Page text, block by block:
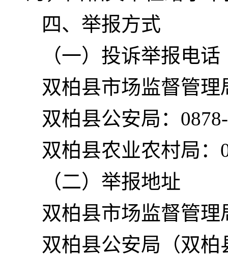
四、举报方式
（一）投诉举报电话
双柏县市场监督管理
双柏县公安局：
双柏县农业农村局：
（二）举报地址
双柏县市场监督管
双柏县公安局（双柏